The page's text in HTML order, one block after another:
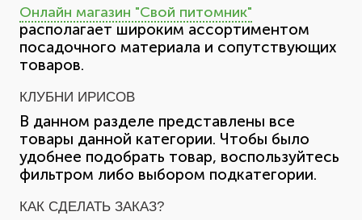
Онлайн магазин "Свой питомник"
располагает широким ассортиментом
посадочного материала и сопутствующих
товаров.
КЛУБНИ ИРИСОВ
В данном разделе представлены все
товары данной категории. Чтобы было
удобнее подобрать товар, воспользуйтесь
фильтром либо выбором подкатегории.
КАК СДЕЛАТЬ ЗАКАЗ?